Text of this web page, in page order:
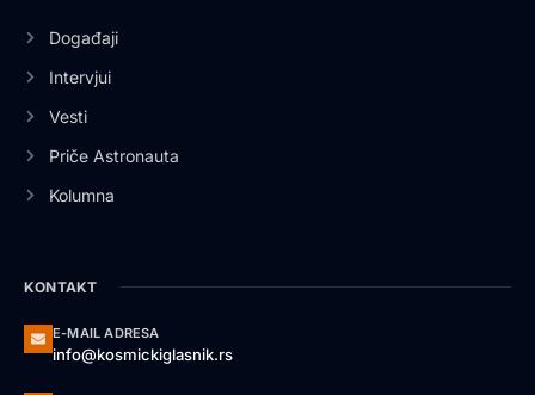
Događaji
Intervjui
Vesti
Priče Astronauta
Kolumna
KONTAKT
E-MAIL ADRESA
info@kosmickiglasnik.rs